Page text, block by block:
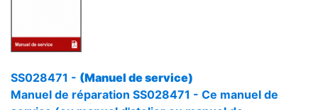
SS028471 - (Manuel de service)
Manuel de réparation SS028471 - Ce manuel de